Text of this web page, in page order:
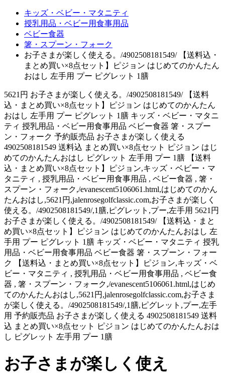
キッズ・ベビー・マタニティ
授乳用品・ベビー用食事用品
ベビー食器
箸・スプーン・フォーク
お子さまが楽しく使える。/4902508181549/ 【送料込・
まとめ買い×8点セット】ピジョン はじめてのかんたん
おはし 左手用 プー ピグレット 1膳
5621円 お子さまが楽しく使える。/4902508181549/ 【送料
込・まとめ買い×8点セット】ピジョン はじめてのかんたん
おはし 左手用 プー ピグレット 1膳 キッズ・ベビー・マタニ
ティ 授乳用品・ベビー用食事用品 ベビー食器 箸・スプー
ン・フォーク 予約販売品 お子さまが楽しく使える
4902508181549 送料込 まとめ買い×8点セット ピジョン はじ
めてのかんたんおはし ピグレット 左手用 プー 1膳 【送料
込・まとめ買い×8点セット】ピジョン,キッズ・ベビー・マ
タニティ , 授乳用品・ベビー用食事用品 , ベビー食器 , 箸・
スプーン・フォーク,/evanescent5106061.html,はじめてのかん
たんおはし,5621円,jalenrosegolfclassic.com,お子さまが楽しく
使える。/4902508181549/,1膳,ピグレット,プー,左手用 5621円
お子さまが楽しく使える。/4902508181549/ 【送料込・まと
め買い×8点セット】ピジョン はじめてのかんたんおはし 左
手用 プー ピグレット 1膳 キッズ・ベビー・マタニティ 授乳
用品・ベビー用食事用品 ベビー食器 箸・スプーン・フォー
ク 【送料込・まとめ買い×8点セット】ピジョン,キッズ・ベ
ビー・マタニティ , 授乳用品・ベビー用食事用品 , ベビー食
器 , 箸・スプーン・フォーク,/evanescent5106061.html,はじめ
てのかんたんおはし,5621円,jalenrosegolfclassic.com,お子さま
が楽しく使える。/4902508181549/,1膳,ピグレット,プー,左手
用 予約販売品 お子さまが楽しく使える 4902508181549 送料
込 まとめ買い×8点セット ピジョン はじめてのかんたんおは
し ピグレット 左手用 プー 1膳
お子さまが楽しく使え